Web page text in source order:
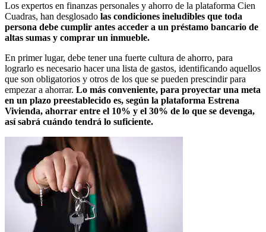
Los expertos en finanzas personales y ahorro de la plataforma Cien
Cuadras, han desglosado las condiciones ineludibles que toda
persona debe cumplir antes acceder a un préstamo bancario de
altas sumas y comprar un inmueble.
En primer lugar, debe tener una fuerte cultura de ahorro, para
lograrlo es necesario hacer una lista de gastos, identificando aquellos
que son obligatorios y otros de los que se pueden prescindir para
empezar a ahorrar. Lo más conveniente, para proyectar una meta
en un plazo preestablecido es, según la plataforma Estrena
Vivienda, ahorrar entre el 10% y el 30% de lo que se devenga,
así sabrá cuándo tendrá lo suficiente.